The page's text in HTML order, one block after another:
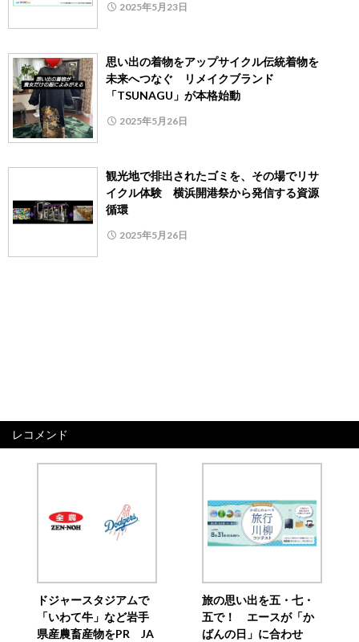
2025年5月23日
思い出の着物をアップサイクル伝統着物を
未来へつなぐ リメイクブランド
「TSUNAGU」が本格始動
2025年5月26日
観光地で排出されたゴミを、その場でリサ
イクル体験 横浜開港祭から発信する資源
循環
2025年5月26日
レコメンド
ドジャースタジアムで
「いわて牛」など岩手
県産農畜産物をPR JA
旅の思い出を五・七・
五で！ エースが「か
ばんの日」に合わせ